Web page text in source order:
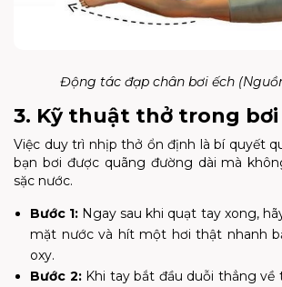
Động tác đạp chân bơi ếch
3. Kỹ thuật thở trong bơi
Việc duy trì nhịp thở ổn định là bí quyết
bạn bơi được quãng đường dài mà
sặc nước.
Bước 1: Ngay sau khi quạt tay xong,
mặt nước và hít một hơi thật nhanh
oxy.
Bước 2:Khi tay bắt đầu duỗi thẳng về